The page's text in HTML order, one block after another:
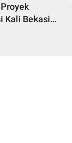
Kali Bekasi